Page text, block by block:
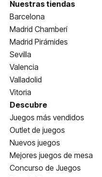
Nuestras tiendas
Barcelona
Madrid Chamberí
Madrid Pirámides
Sevilla
Valencia
Valladolid
Vitoria
Descubre
Juegos más vendidos
Outlet de juegos
Nuevos juegos
Mejores juegos de mesa
Concurso de Juegos